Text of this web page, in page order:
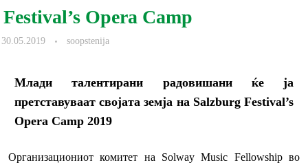
Festival’s Opera Camp
30.05.2019 soopstenija
Млади талентирани радовишани ќе ја
претставуваат својата земја на Salzburg Festival’s
Opera Camp 2019
Организациониот комитет на Solway Music Fellowship во